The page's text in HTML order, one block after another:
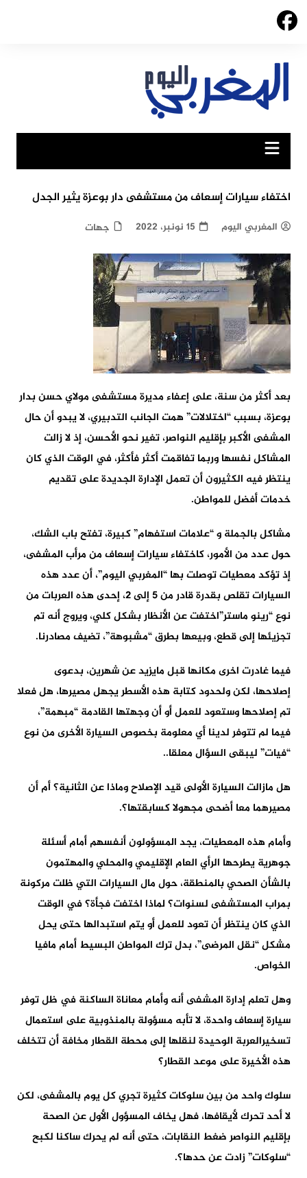
Skip
اختفاء سيارات إسعاف من مستشفى دار بوعزة يثير الجدل
المغربي اليوم 15 نونبر، 2022 جهات
بعد أكثر من سنة، على إعفاء مديرة مستشفى مولاي حسن بدار
بوعزة، بسبب “اختلالات” همت الجانب التدبيري، لا يبدو أن حال
المشفى الأكبر بإقليم النواصر، تغير نحو الأحسن، إذ لا زالت
المشاكل نفسها وربما تفاقمت أكثر فأكثر، في الوقت الذي كان
ينتظر فيه الكثيرون أن تعمل الإدارة الجديدة على تقديم
خدمات أفضل للمواطن.
مشاكل بالجملة و “علامات استفهام” كبيرة، تفتح باب الشك،
حول عدد من الأمور، كاختفاء سيارات إسعاف من مرأب المشفى،
إذ تؤكد معطيات توصلت بها “المغربي اليوم”، أن عدد هذه
السيارات تقلص بقدرة قادر من 5 إلى 2، إحدى هذه العربات من
نوع “رينو ماستر”اختفت عن الأنظار بشكل كلي، ويروج أنه تم
تجزيئها إلى قطع، وبيعها بطرق “مشبوهة”، تضيف مصادرنا.
فيما غادرت اخرى مكانها قبل مايزيد عن شهرين، بدعوى
إصلاحها، لكن ولحدود كتابة هذه الأسطر يجهل مصيرها، هل فعلا
تم إصلاحها وستعود للعمل أو أن وجهتها القادمة “مبهمة”،
فيما لم تتوفر لدينا أي معلومة بخصوص السيارة الأخرى من نوع
“فيات” ليبقى السؤال معلقا..
هل مازالت السيارة الأولى قيد الإصلاح وماذا عن الثانية؟ أم أن
مصيرهما معا أضحى مجهولا كسابقتها؟.
وأمام هذه المعطيات، يجد المسؤولون أنفسهم أمام أسئلة
جوهرية يطرحها الرأي العام الإقليمي والمحلي والمهتمون
بالشأن الصحي بالمنطقة، حول مال السيارات التي ظلت مركونة
بمراب المستشفى لسنوات؟ لماذا اختفت فجأة؟ في الوقت
الذي كان ينتظر أن تعود للعمل أو يتم استبدالها حتى يحل
مشكل “نقل المرضى”، بدل ترك المواطن البسيط أمام مافيا
الخواص.
وهل تعلم إدارة المشفى أنه وأمام معاناة الساكنة في ظل توفر
سيارة إسعاف واحدة، لا تأبه مسؤولة بالمنذوبية على استعمال
تسخيرالعربة الوحيدة لنقلها إلى محطة القطار مخافة أن تتخلف
هذه الأخيرة على موعد القطار؟
سلوك واحد من بين سلوكات كثيرة تجري كل يوم بالمشفى، لكن
لا أحد تحرك لأيقافها، فهل يخاف المسؤول الأول عن الصحة
بإقليم النواصر ضغط النقابات، حتى أنه لم يحرك ساكنا لكبح
“سلوكات” زادت عن حدها؟.